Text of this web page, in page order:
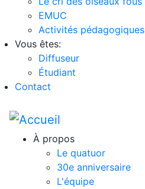
EMUC
Activités pédagogiques
Vous êtes:
Diffuseur
Étudiant
Contact
À propos
Le quatuor
30e anniversaire
L'équipe